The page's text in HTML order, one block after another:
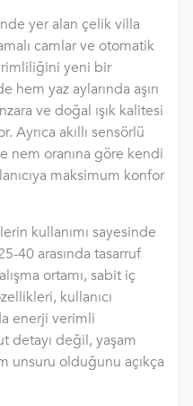
yer alan çelik villa
camlar ve otomatik
yeni bir
hem yaz aylarında aşırı
ve doğal ışık kalitesi
Ayrıca akıllı sensörlü
nem oranına göre kendi
maksimum konfor
kullanımı sayesinde
40 arasında tasarruf
ortamı, sabit iç
kullanıcı
enerji verimli
detayı değil, yaşam
unsuru olduğunu açıkça